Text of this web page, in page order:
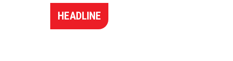
HEADLINE